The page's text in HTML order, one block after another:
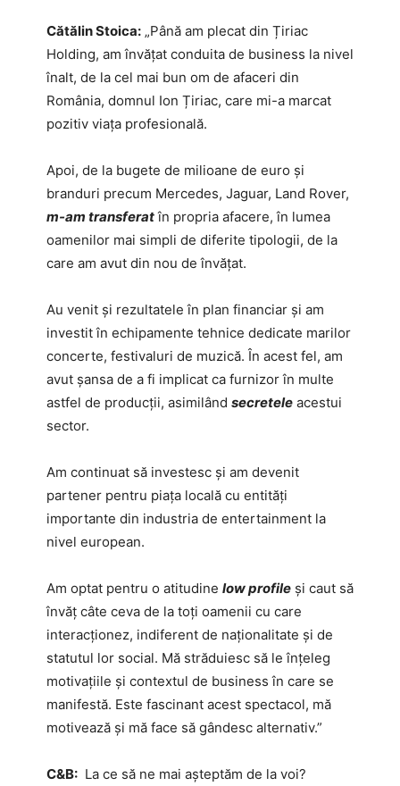
Cătălin Stoica: „Până am plecat din Țiriac
Holding, am învățat conduita de business la nivel
înalt, de la cel mai bun om de afaceri din
România, domnul Ion Țiriac, care mi-a marcat
pozitiv viața profesională.
Apoi, de la bugete de milioane de euro și
branduri precum Mercedes, Jaguar, Land Rover,
m-am transferatîn propria afacere, în lumea
oamenilor mai simpli de diferite tipologii, de la
care am avut din nou de învățat.
Au venit și rezultatele în plan financiar și am
investit în echipamente tehnice dedicate marilor
concerte, festivaluri de muzică. În acest fel, am
avut șansa de a fi implicat ca furnizor în multe
astfel de producții, asimilând secretele acestui
sector.
Am continuat să investesc și am devenit
partener pentru piața locală cu entități
importante din industria de entertainment la
nivel european.
Am optat pentru o atitudine low profile și caut să
învăț câte ceva de la toți oamenii cu care
interacționez, indiferent de naționalitate și de
statutul lor social. Mă străduiesc să le înțeleg
motivațiile și contextul de business în care se
manifestă. Este fascinant acest spectacol, mă
motivează și mă face să gândesc alternativ.”
C&B: La ce să ne mai așteptăm de la voi?